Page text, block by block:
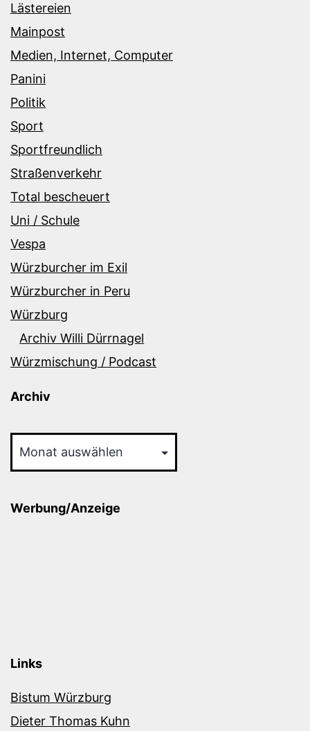
Lästereien
Mainpost
Medien, Internet, Computer
Panini
Politik
Sport
Sportfreundlich
Straßenverkehr
Total bescheuert
Uni / Schule
Vespa
Würzburcher im Exil
Würzburcher in Peru
Würzburg
Archiv Willi Dürrnagel
Würzmischung / Podcast
Archiv
Werbung/Anzeige
Links
Bistum Würzburg
Dieter Thomas Kuhn